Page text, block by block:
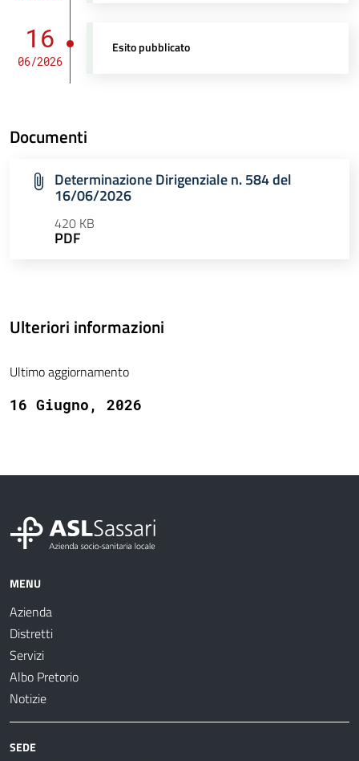
16
06/2026
Esito pubblicato
Documenti
Determinazione Dirigenziale n. 584 del
16/06/2026
420 KB
PDF
Ulteriori informazioni
Ultimo aggiornamento
16 Giugno, 2026
MENU
Azienda
Distretti
Servizi
Albo Pretorio
Notizie
SEDE